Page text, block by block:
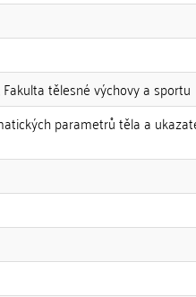
tělesné výchovy a sportu
parametrů těla a